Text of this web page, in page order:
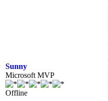
Sunny
Microsoft MVP
Offline